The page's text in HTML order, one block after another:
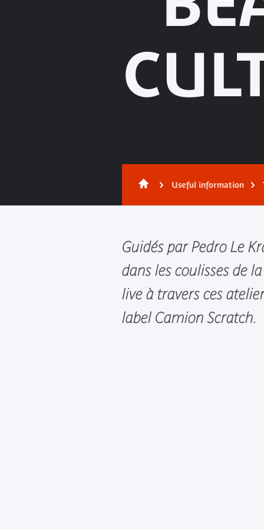
Useful information
Guidés par Pedro Le
dans les coulisses de
live à travers ces
label Camion Scratch.